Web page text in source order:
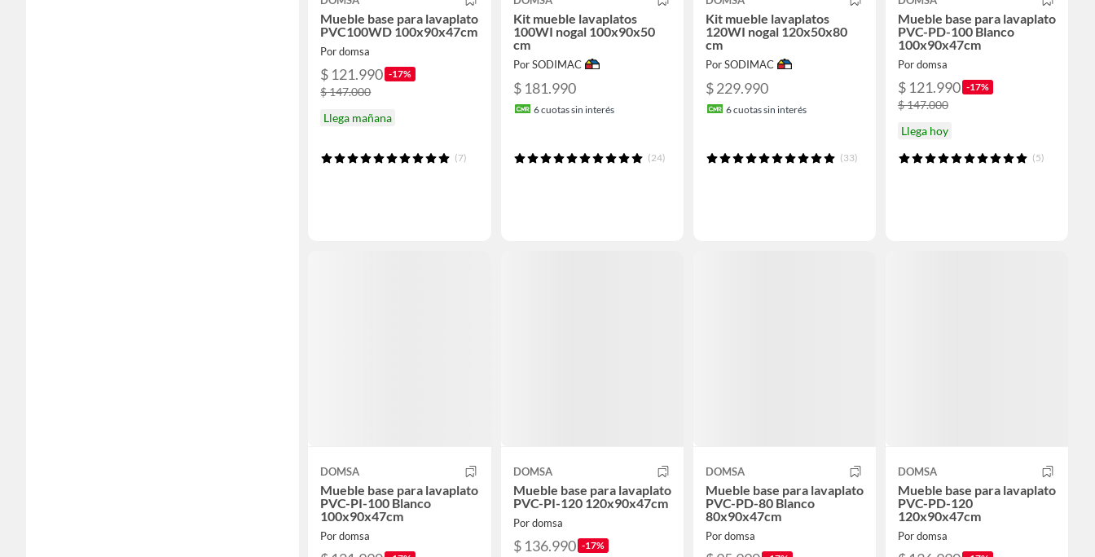
Mueble base para lavaplato
PVC100WD 100x90x47cm
Por domsa
$ 121.990 -17%
$ 147.000
Llega mañana
(7)
Kit mueble lavaplatos
100WI nogal 100x90x50
cm
Por SODIMAC
$ 181.990
6cuotas sin interés
(24)
Kit mueble lavaplatos
120WI nogal 120x50x80
cm
Por SODIMAC
$ 229.990
6cuotas sin interés
(33)
Mueble base para lavaplato
PVC-PD-100 Blanco
100x90x47cm
Por domsa
$ 121.990 -17%
$ 147.000
Llega hoy
(5)
DOMSA
Mueble base para lavaplato
PVC-PI-100 Blanco
100x90x47cm
Por domsa
DOMSA
Mueble base para lavaplato
PVC-PI-120 120x90x47cm
Por domsa
$ 136.990 -17%
DOMSA
Mueble base para lavaplato
PVC-PD-80 Blanco
80x90x47cm
Por domsa
DOMSA
Mueble base para lavaplato
PVC-PD-120
120x90x47cm
Por domsa